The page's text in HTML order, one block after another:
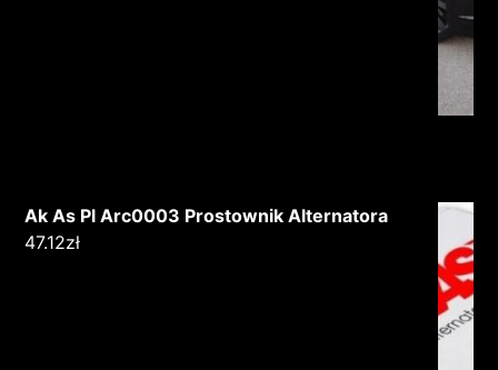
Ak As Pl Arc0003 Prostownik Alternatora
47.12zł